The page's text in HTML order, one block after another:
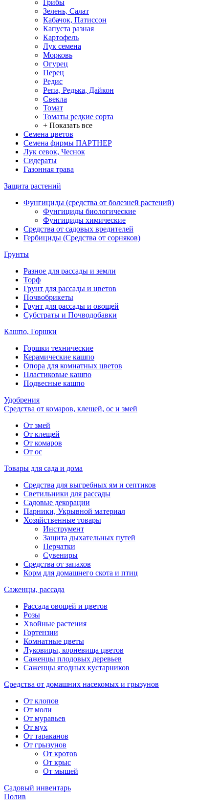
Грибы
Зелень, Салат
Кабачок, Патиссон
Капуста разная
Картофель
Лук семена
Морковь
Огурец
Перец
Редис
Репа, Редька, Дайкон
Свекла
Томат
Томаты редкие сорта
+ Показать все
Семена цветов
Семена фирмы ПАРТНЕР
Лук севок, Чеснок
Сидераты
Газонная трава
Защита растений
Фунгициды (средства от болезней растений)
Фунгициды биологические
Фунгициды химические
Средства от садовых вредителей
Гербициды (Средства от сорняков)
Грунты
Разное для рассады и земли
Торф
Грунт для рассады и цветов
Почвобрикеты
Грунт для рассады и овощей
Субстраты и Почводобавки
Кашпо, Горшки
Горшки технические
Керамические кашпо
Опора для комнатных цветов
Пластиковые кашпо
Подвесные кашпо
Удобрения
Средства от комаров, клещей, ос и змей
От змей
От клещей
От комаров
От ос
Товары для сада и дома
Средства для выгребных ям и септиков
Светильники для рассады
Садовые декорации
Парники, Укрывной материал
Хозяйственные товары
Инструмент
Защита дыхательных путей
Перчатки
Сувениры
Средства от запахов
Корм для домашнего скота и птиц
Саженцы, рассада
Рассада овощей и цветов
Розы
Хвойные растения
Гортензии
Комнатные цветы
Луковицы, корневища цветов
Саженцы плодовых деревьев
Саженцы ягодных кустарников
Средства от домашних насекомых и грызунов
От клопов
От моли
От муравьев
От мух
От тараканов
От грызунов
От кротов
От крыс
От мышей
Садовый инвентарь
Полив